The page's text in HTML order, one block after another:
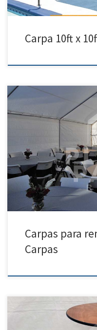
Carpa 10ft x
PlanetPartyRentals.com | Tel:
obtener un presupuesto o si
equipo Horario de Servicios:
207- 8502 Carpas Renta de
$900.00 20ft x 80ft Carpa […]
Carpas para
Carpas